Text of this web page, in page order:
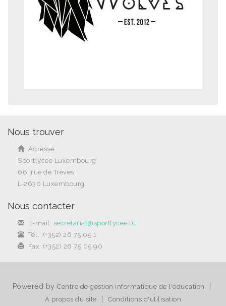
Nous trouver
Adresse:
Sportlycée Luxembourg
66, rue de Trèves
L-2630 Luxembourg
Nous contacter
E-mail: secretariat@sportlycee.lu
Tél.: (+352) 26 75 05 1
Fax: (+352) 26 75 05 90
Powered by Centre de gestion informatique de l'éducation
A propos du site Conditions d'utilisation